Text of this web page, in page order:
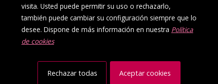
visita. Usted puede permitir su uso o rechazarlo,
también puede cambiar su configuración siempre que lo
desee. Dispone de más información en nuestra Política
de cookies
Rechazar todas Aceptar cookies